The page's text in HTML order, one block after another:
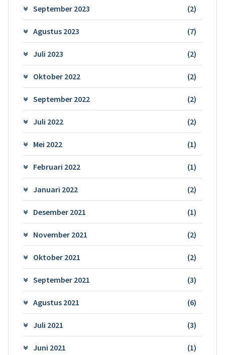
September 2023 (2)
Agustus 2023 (7)
Juli 2023 (2)
Oktober 2022 (2)
September 2022 (2)
Juli 2022 (2)
Mei 2022 (1)
Februari 2022 (1)
Januari 2022 (2)
Desember 2021 (1)
November 2021 (2)
Oktober 2021 (2)
September 2021 (3)
Agustus 2021 (6)
Juli 2021 (3)
Juni 2021 (1)